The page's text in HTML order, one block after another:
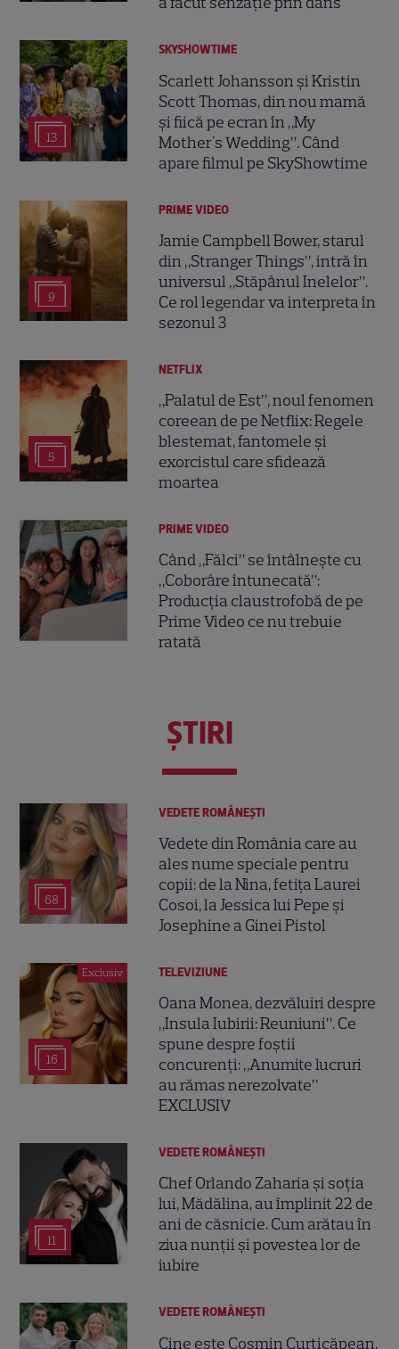
13
SKYSHOWTIME
Scarlett Johansson și Kristin
Scott Thomas, din nou mamă
și fiică pe ecran în „My
Mother's Wedding”. Când
apare filmul pe SkyShowtime
9
PRIME VIDEO
Jamie Campbell Bower, starul
din „Stranger Things”, intră în
universul „Stăpânul Inelelor”.
Ce rol legendar va interpreta în
sezonul 3
5
NETFLIX
„Palatul de Est”, noul fenomen
coreean de pe Netflix: Regele
blestemat, fantomele și
exorcistul care sfidează
moartea
PRIME VIDEO
Când „Fălci” se întâlnește cu
„Coborâre întunecată”:
Producția claustrofobă de pe
Prime Video ce nu trebuie
ratată
ŞTIRI
68
VEDETE ROMÂNEŞTI
Vedete din România care au
ales nume speciale pentru
copii: de la Nina, fetița Laurei
Cosoi, la Jessica lui Pepe și
Josephine a Ginei Pistol
Exclusiv
16
TELEVIZIUNE
Oana Monea, dezvăluiri despre
„Insula Iubirii: Reuniuni”. Ce
spune despre foștii
concurenți: „Anumite lucruri
au rămas nerezolvate”
EXCLUSIV
11
VEDETE ROMÂNEŞTI
Chef Orlando Zaharia și soția
lui, Mădălina, au împlinit 22 de
ani de căsnicie. Cum arătau în
ziua nunții și povestea lor de
iubire
VEDETE ROMÂNEŞTI
Cine este Cosmin Curticăpean,